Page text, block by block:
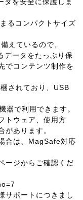
るコンパクトサイズ
えているので、
データをたっぷり保
でコンテンツ制作を
されており、USB
で利用できます。
トウェア、使用方
があります。
合は、MagSafe対応
ージからご確認くだ
サポートにつきまし